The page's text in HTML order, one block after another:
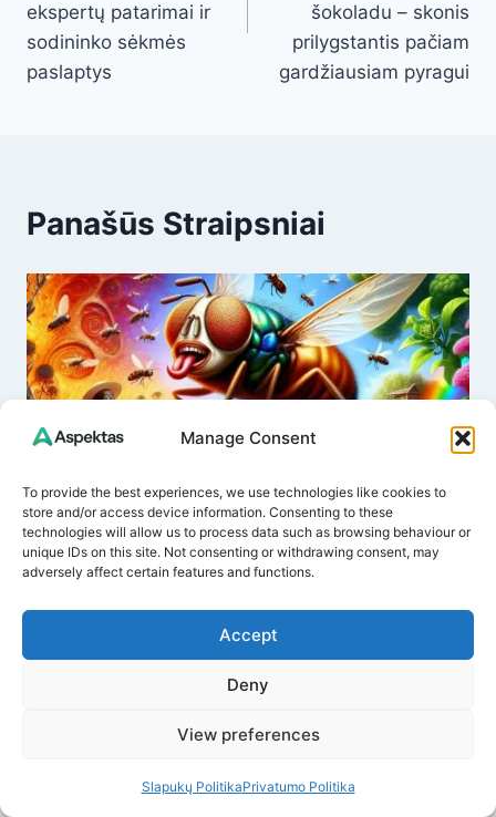
Manage Consent
To provide the best experiences, we use technologies like cookies to
store and/or access device information. Consenting to these
technologies will allow us to process data such as browsing behaviour or
unique IDs on this site. Not consenting or withdrawing consent, may
adversely affect certain features and functions.
Accept
Deny
View preferences
Slapukų PolitikaPrivatumo Politika
ekspertų patarimai ir
sodininko sėkmės
paslaptys
šokoladu – skonis
prilygstantis pačiam
gardžiausiam pyragui
Panašūs Straipsniai
Svogūninė musė: kaip natūraliai
apsaugoti ir išsaugoti derlių?
Veiksmingas būdas, kurį privalo